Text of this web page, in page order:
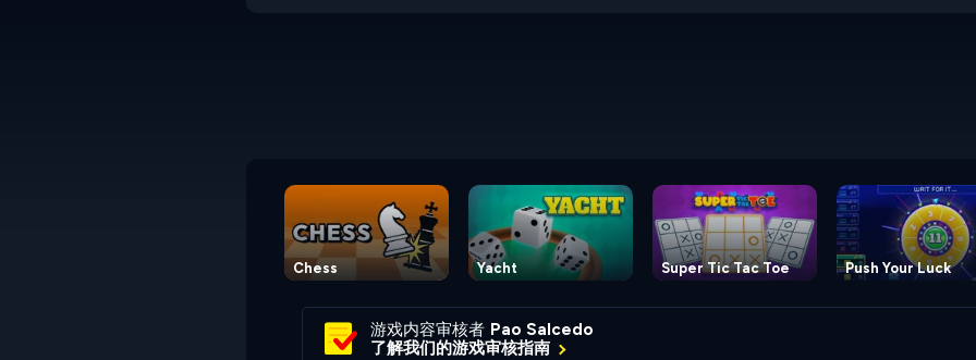
Chess Yacht Super Tic Tac Toe Push Your Luck
游戏内容审核者 Pao Salcedo
了解我们的游戏审核指南